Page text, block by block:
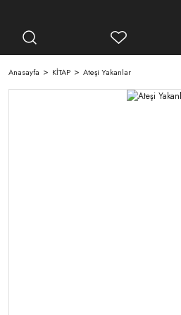
Anasayfa KİTAP Ateşi Yakanlar